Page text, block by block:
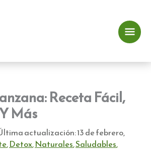
Receta Fácil,
Más
actualización:13 de febrero,
,Detox,Naturales,Saludables,